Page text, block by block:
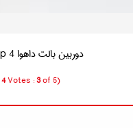
دوربین بالت داهوا 4 mp مدل DH-IPC-HFW2441S-S
4Votes :3of 5)